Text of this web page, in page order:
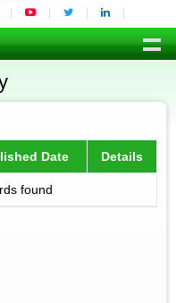
Date Details
found